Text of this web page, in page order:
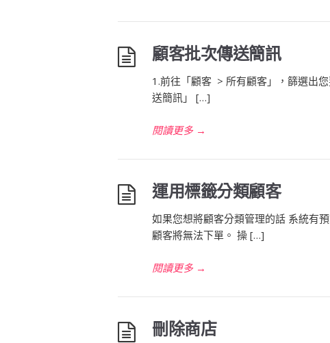
顧客批次傳送簡訊
1.前往「顧客 > 所有顧客」，篩選出
送簡訊」 […]
閱讀更多→
運用標籤分類顧客
如果您想將顧客分類管理的話 系統有
顧客將無法下單。 操 […]
閱讀更多→
刪除商店